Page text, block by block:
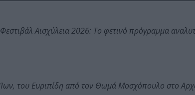
Φεστιβάλ Αισχύλεια 2026: Το φετινό πρόγραμμα
Ίων, του Ευριπίδη από τον Θωμά Μοσχόπουλο στο